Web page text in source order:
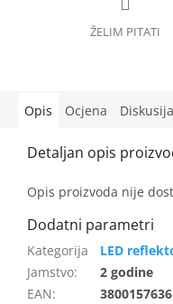
Opis Ocjena Diskusija
Opis proizvoda nije
LED
Jamstvo:
2 godine
EAN: